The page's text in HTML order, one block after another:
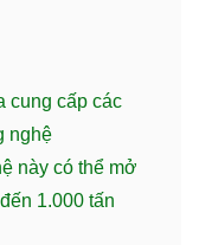
cung cấp các
nghệ
này có thể mở
1.000 tấn